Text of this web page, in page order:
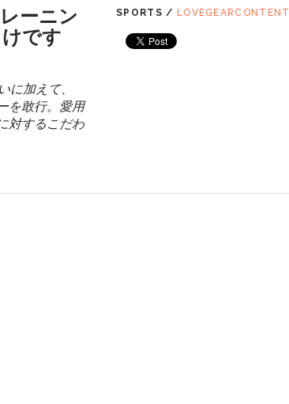
ーニン
です
に加えて、
を敢行。愛用
対するこだわ
SPORTS / LOVEGEARCONTENT